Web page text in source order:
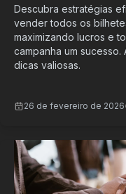
Descubra estratégias
vender todos os
maximizando lucros e
campanha um sucesso.
dicas valiosas.
26 de fevereiro de 2026